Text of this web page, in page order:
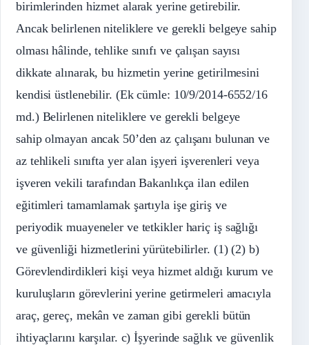
birimlerinden hizmet alarak yerine getirebilir.
Ancak belirlenen niteliklere ve gerekli belgeye sahip
olması hâlinde, tehlike sınıfı ve çalışan sayısı
dikkate alınarak, bu hizmetin yerine getirilmesini
kendisi üstlenebilir. (Ek cümle: 10/9/2014-6552/16
md.) Belirlenen niteliklere ve gerekli belgeye
sahip olmayan ancak 50’den az çalışanı bulunan ve
az tehlikeli sınıfta yer alan işyeri işverenleri veya
işveren vekili tarafından Bakanlıkça ilan edilen
eğitimleri tamamlamak şartıyla işe giriş ve
periyodik muayeneler ve tetkikler hariç iş sağlığı
ve güvenliği hizmetlerini yürütebilirler. (1) (2) b)
Görevlendirdikleri kişi veya hizmet aldığı kurum ve
kuruluşların görevlerini yerine getirmeleri amacıyla
araç, gereç, mekân ve zaman gibi gerekli bütün
ihtiyaçlarını karşılar. c) İşyerinde sağlık ve güvenlik